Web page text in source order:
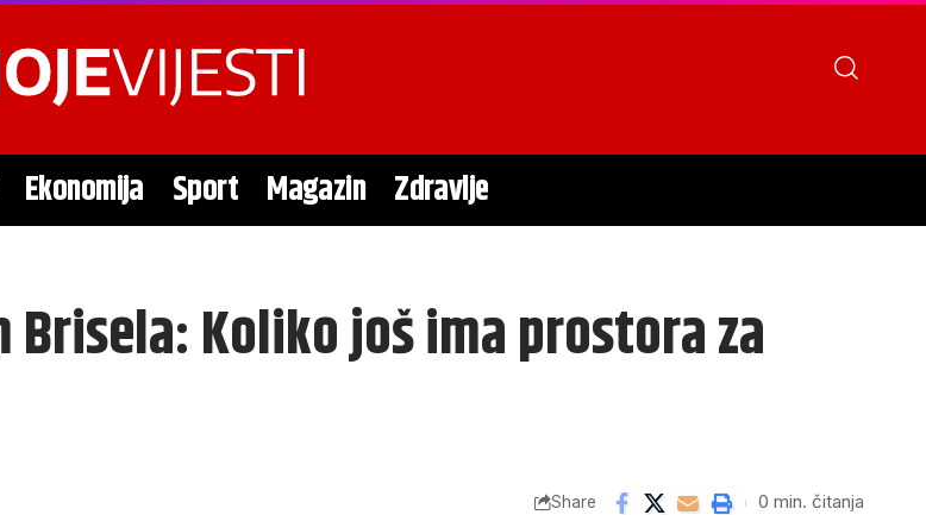
Ekonomija Sport Magazin Zdravlje
Koliko još ima prostora za
Share 0 min. čitanja